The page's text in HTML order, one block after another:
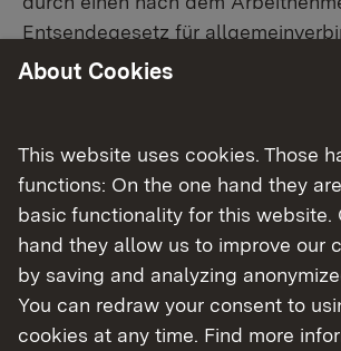
Entsendegesetz für
erklärten Tarifvertrag gebunden
einer Rechtsverordnung nach § 4
Unternehmen, die sich um
über Verkehrsdienstleistungen
ihren Beschäftigen bei der
Leistung mindestens das in einem
About Cookies
This website uses cookies. Those
functions: On the one hand they
basic functionality for this website.
hand they allow us to improve our
by saving and analyzing
You can redraw your consent to
cookies at any time. Find more